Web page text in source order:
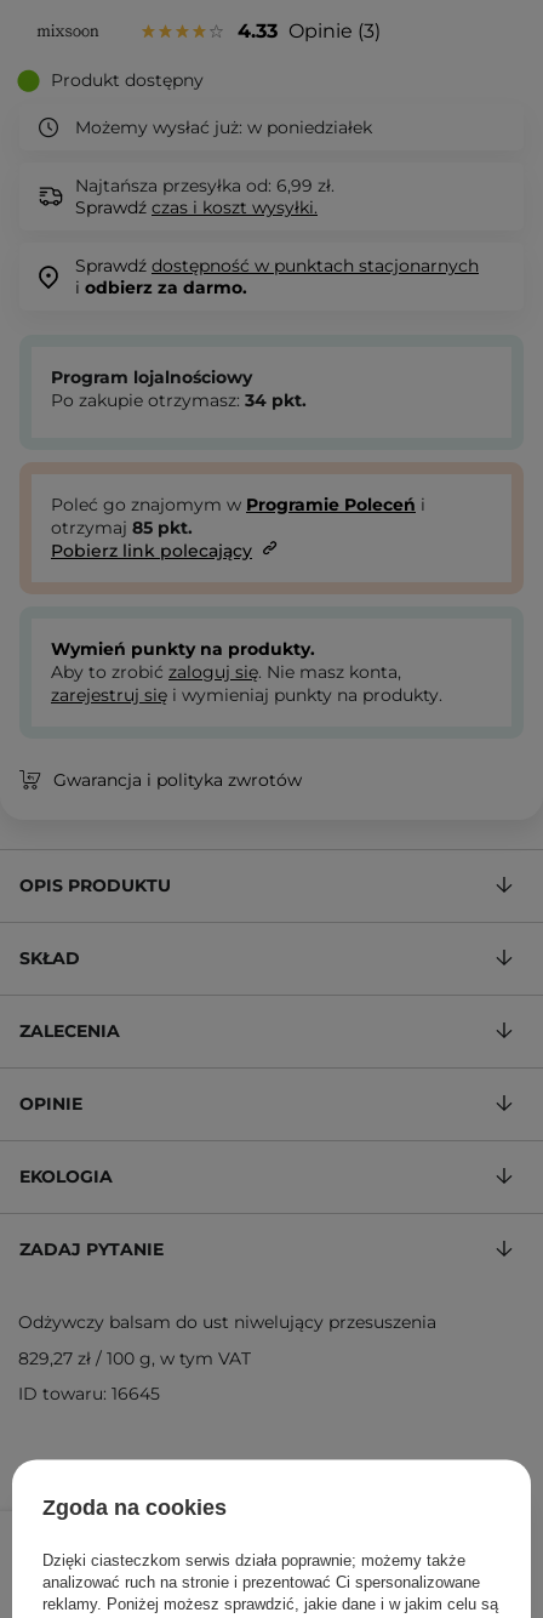
4.33 Opinie 3
Produkt dostępny
Możemy wysłać już: w poniedziałek
Najtańsza przesyłka od: 6,99 zł.
Sprawdź czas i koszt wysyłki.
Sprawdź dostępność w punktach stacjonarnych
i odbierz za darmo.
34,00 zł
DODAJ DO KOSZYKA
Program lojalnościowy
Po zakupie otrzymasz: 34 pkt.
Poleć go znajomym w Programie Poleceń i
otrzymaj 85 pkt.
Pobierz link polecający
Wymień punkty na produkty.
Aby to zrobić zaloguj się. Nie masz konta,
zarejestruj się i wymieniaj punkty na produkty.
Gwarancja i polityka zwrotów
OPIS PRODUKTU
SKŁAD
ZALECENIA
OPINIE
EKOLOGIA
ZADAJ PYTANIE
Odżywczy balsam do ust niwelujący przesuszenia
829,27 zł / 100 g, w tym VAT
ID towaru: 16645
Zgoda na cookies
Dzięki ciasteczkom serwis działa poprawnie; możemy także
analizować ruch na stronie i prezentować Ci spersonalizowane
reklamy. Poniżej możesz sprawdzić, jakie dane i w jakim celu są